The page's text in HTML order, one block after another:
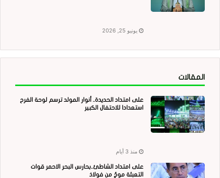
يونيو 25, 2026
المقالات
على امتداد الحديدة.. أنوار المولد ترسم لوحة الفرح
استعدادا للاحتفال الكبير
منذ 3 أيام
على امتداد الشاطئ..بحارس البحر الاحمر قوات
التعبئة موجٌ من فولاذ